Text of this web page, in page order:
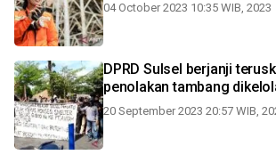
04 October 2023 10:35 WIB, 2023
DPRD Sulsel berjanji
penolakan tambang
20 September 2023 20:57 WIB,